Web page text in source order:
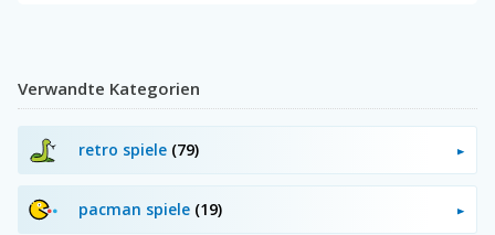
Verwandte Kategorien
retro spiele (79)
pacman spiele (19)